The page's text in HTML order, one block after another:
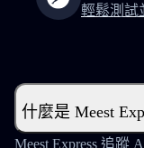
輕鬆測試
什麼是 Meest
Meest Express 追蹤